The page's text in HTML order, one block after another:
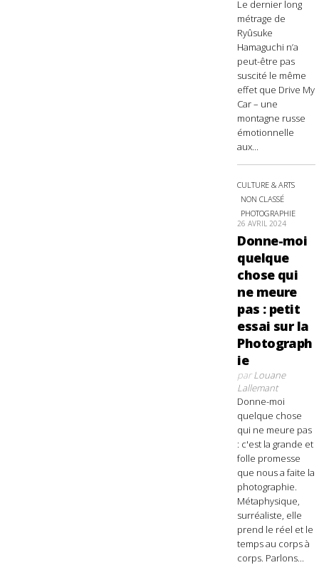
Le dernier long
métrage de
Ryûsuke
Hamaguchi n’a
peut-être pas
suscité le même
effet que Drive My
Car – une
montagne russe
émotionnelle
aux...
CULTURE & ARTS
NON CLASSÉ
PHOTOGRAPHIE
26 AVRIL 2024
Donne-moi
quelque
chose qui
ne meure
pas : petit
essai sur la
Photograph
ie
parLouane
Lallemant
Donne-moi
quelque chose
qui ne meure pas
: c'est la grande et
folle promesse
que nous a faite la
photographie.
Métaphysique,
surréaliste, elle
prend le réel et le
temps au corps à
corps. Parlons...